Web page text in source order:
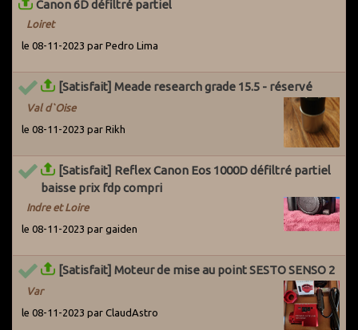
Canon 6D défiltré partiel
Loiret
le 08-11-2023 par Pedro Lima
[Satisfait] Meade research grade 15.5 - réservé
Val d`Oise
le 08-11-2023 par Rikh
[Satisfait] Reflex Canon Eos 1000D défiltré partiel
baisse prix fdp compri
Indre et Loire
le 08-11-2023 par gaiden
[Satisfait] Moteur de mise au point SESTO SENSO 2
Var
le 08-11-2023 par ClaudAstro